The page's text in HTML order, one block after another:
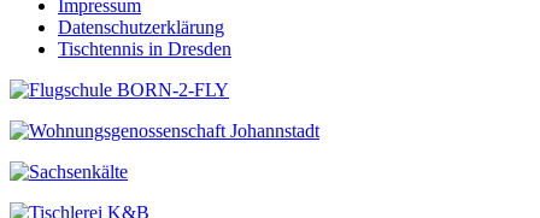
Impressum
Datenschutzerklärung
Tischtennis in Dresden